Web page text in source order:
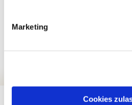
Marketing
Cookies